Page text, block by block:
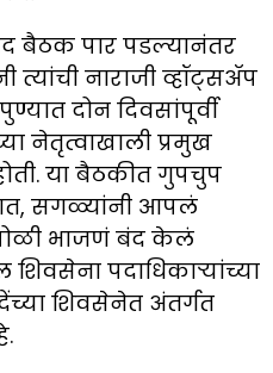
बैठक पार पडल्यानंतर
त्यांची नाराजी व्हॉट्सॲप
दोन दिवसांपूर्वी
नेतृत्वाखाली प्रमुख
या बैठकीत गुपचुप
सगळ्यांनी आपलं
भाजणं बंद केलं
शिवसेना पदाधिकाऱ्यांच्या
शिवसेनेत अंतर्गत